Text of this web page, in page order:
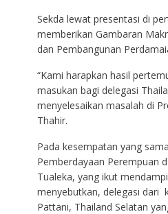
Sekda lewat presentasi di
memberikan Gambaran
dan Pembangunan
“Kami harapkan hasil
masukan bagi delegasi
menyelesaikan masalah di
Thahir.
Pada kesempatan yang
Pemberdayaan Perempuan
Tualeka, yang ikut
menyebutkan, delegasi dari
Pattani, Thailand Selatan